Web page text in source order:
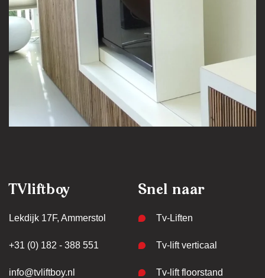
TVliftboy
Lekdijk 17F, Ammerstol
+31 (0) 182 - 388 551
info@tvliftboy.nl
Snel naar
Tv-Liften
Tv-lift verticaal
Tv-lift floorstand